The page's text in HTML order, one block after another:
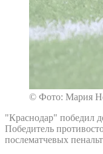
© Фото: Мария
"Краснодар" победил
Победитель
послематчевых